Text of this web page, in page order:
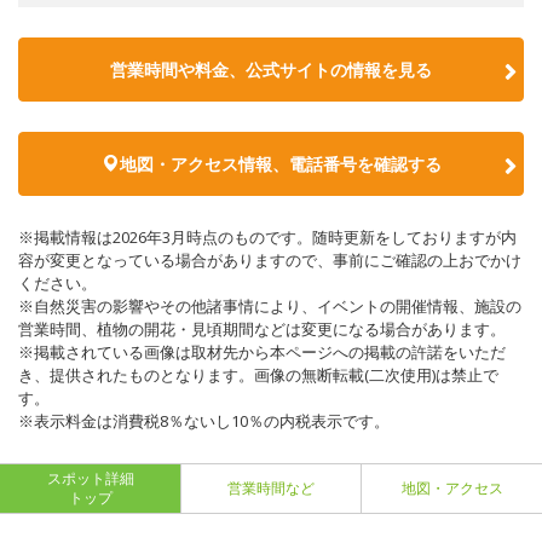
営業時間や料金、公式サイトの情報を見る
地図・アクセス情報、電話番号を確認する
※掲載情報は2026年3月時点のものです。随時更新をしておりますが内
容が変更となっている場合がありますので、事前にご確認の上おでかけ
ください。
※自然災害の影響やその他諸事情により、イベントの開催情報、施設の
営業時間、植物の開花・見頃期間などは変更になる場合があります。
※掲載されている画像は取材先から本ページへの掲載の許諾をいただ
き、提供されたものとなります。画像の無断転載(二次使用)は禁止で
す。
※表示料金は消費税8％ないし10％の内税表示です。
スポット詳細
トップ
営業時間など 地図・アクセス